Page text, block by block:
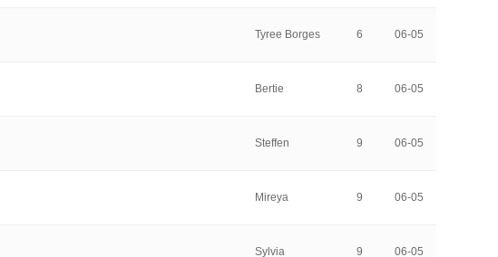
Tyree Borges 6 06-05
Bertie 8 06-05
Steffen 9 06-05
Mireya 9 06-05
Sylvia 9 06-05